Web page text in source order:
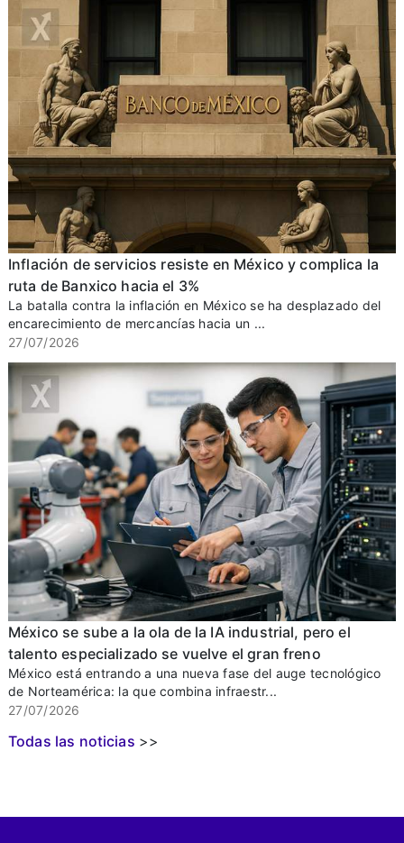
Inflación de servicios resiste en México y complica la
ruta de Banxico hacia el 3%
La batalla contra la inflación en México se ha desplazado del
encarecimiento de mercancías hacia un ...
27/07/2026
México se sube a la ola de la IA industrial, pero el
talento especializado se vuelve el gran freno
México está entrando a una nueva fase del auge tecnológico
de Norteamérica: la que combina infraestr...
27/07/2026
Todas las noticias >>